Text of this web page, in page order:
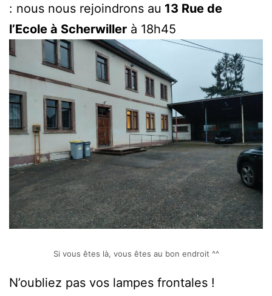
: nous nous rejoindrons au 13 Rue de
l’Ecole à Scherwiller à 18h45
Si vous êtes là, vous êtes au bon endroit ^^
N’oubliez pas vos lampes frontales !